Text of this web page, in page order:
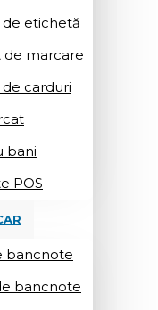
etichetă
marcare
carduri
bani
POS
bancnote
bancnote